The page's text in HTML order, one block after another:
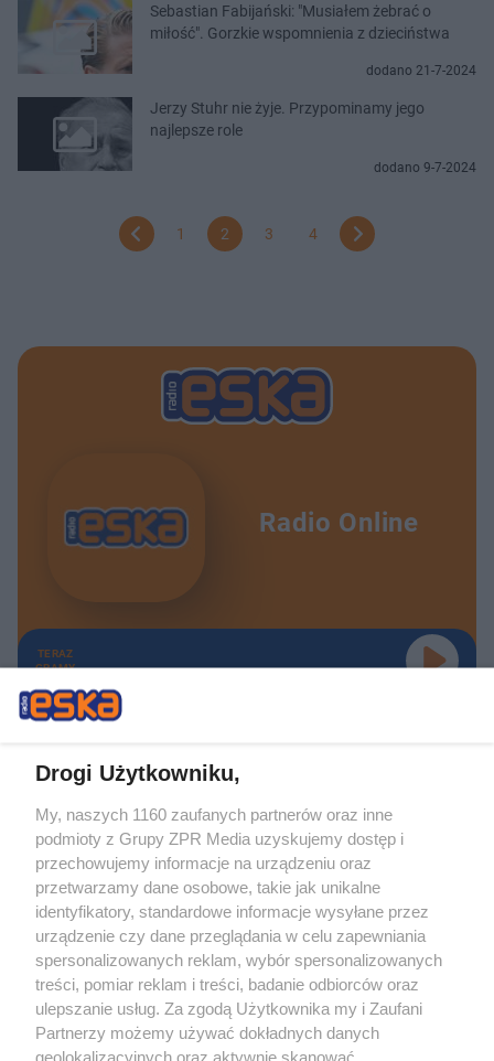
Sebastian Fabijański: "Musiałem żebrać o
miłość". Gorzkie wspomnienia z dzieciństwa
dodano 21-7-2024
Jerzy Stuhr nie żyje. Przypominamy jego
najlepsze role
dodano 9-7-2024
1 2 3 4
Radio Online
TERAZ
GRAMY
Żaden utwór zamieszczony w serwisie nie może być powielany i
rozpowszechniany lub dalej rozpowszechniany w jakikolwiek sposób (w
tym także elektroniczny lub mechaniczny) na jakimkolwiek polu
eksploatacji w jakiejkolwiek formie, włącznie z umieszczaniem w Internecie
bez pisemnej zgody właściciela praw. Jakiekolwiek użycie lub
wykorzystanie utworów w całości lub w części z naruszeniem prawa, tzn.
bez właściwej zgody, jest zabronione pod groźbą kary i może być ścigane
prawnie.
Drogi Użytkowniku,
My, naszych 1160 zaufanych partnerów oraz inne
podmioty z Grupy ZPR Media uzyskujemy dostęp i
przechowujemy informacje na urządzeniu oraz
przetwarzamy dane osobowe, takie jak unikalne
identyfikatory, standardowe informacje wysyłane przez
urządzenie czy dane przeglądania w celu zapewniania
spersonalizowanych reklam, wybór spersonalizowanych
treści, pomiar reklam i treści, badanie odbiorców oraz
ulepszanie usług. Za zgodą Użytkownika my i Zaufani
Partnerzy możemy używać dokładnych danych
geolokalizacyjnych oraz aktywnie skanować